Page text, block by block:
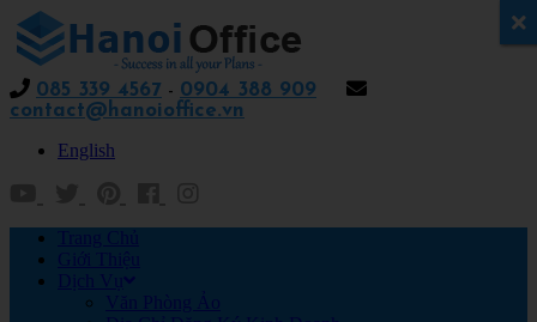
085 339 4567 - 0904 388 909
contact@hanoioffice.vn
English
Trang Chủ
Giới Thiệu
Dịch Vụ
Văn Phòng Ảo
x